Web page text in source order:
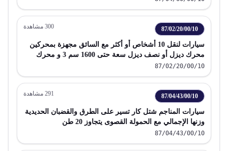
87/02/20/00/10
300 مشاهدة
سيارات لنقل 10 أشخاص أو أكثر مع السائق مجهزة بمحركين
محرك ديزل أو نصف ديزل سعة حتى 1600 سم 3 و محرك
كهربائي
87/02/20/00/10
87/04/43/00/10
291 مشاهدة
سيارات المناجم شتل كار تسير على الطرق والقضبان الحديدية
وزنها الإجمالي مع الحمولة القصوى يتجاوز 20 طن
87/04/43/00/10